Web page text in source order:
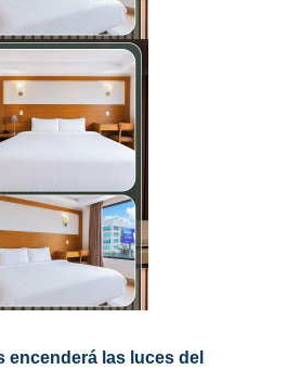
encenderá las luces del